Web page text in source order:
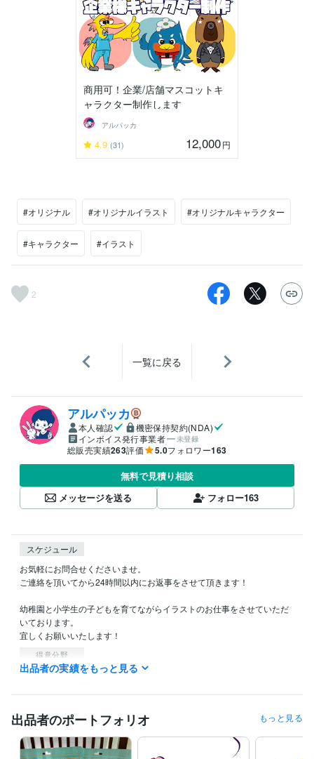
商用可！企業/店舗マスコットキ
ャラクター制作します
アルパッカ
4.9 (31) 12,000円
#オリジナル #オリジナルイラスト #オリジナルキャラクター
#キャラクター #イラスト
2
一覧に戻る
アルパッカ
本人確認
機密保持契約(NDA)
インボイス発行事業者
未登録
総販売実績263評価 5.0フォロワー163
無料で見積り相談
メッセージを送る
フォロー163
スケジュール
お気軽にお問合せくださいませ。
ご連絡を頂いてから24時間以内にお返事をさせて頂きます！
幼稚園と小学生の子どもを育てながらイラストのお仕事をさせていただ
いております。
宜しくお願いいたします！
得意分野
イラスト作成・漫画制作 ふんわり可愛いイラストを描きます
イラスト アイコン
出品者の実績をもっと見る
出品者のポートフォリオ もっと見る